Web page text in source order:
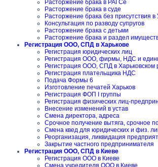
Расторжение брака в РАГСе
Расторжение брака в суде
Расторжение брака без присутствия в
Консультация по разводу супругов
Расторжение брака с детьми
Расторжение брака и раздел
Регистрация ООО, СПД в Харькове
Регистрация юридических лиц
Регистрация ООО, фирмы, НДС и
Регистрация ООО, СПД в Харьковском
Регистрация плательщика НДС
Подача Формы 6
Изготовление печатей Харьков
Регистрация ФОП I группы
Регистрация физических лиц-
Внесение изменений в устав
Смена директора, адреса
Срочное получение вытяга, срочное
Смена квед для юридических и физ.
Реорганизация, ликвидация
Закрытие частного предпринимателя
Регистрация ООО, СПД в Киеве
Регистрация ООО в Киеве